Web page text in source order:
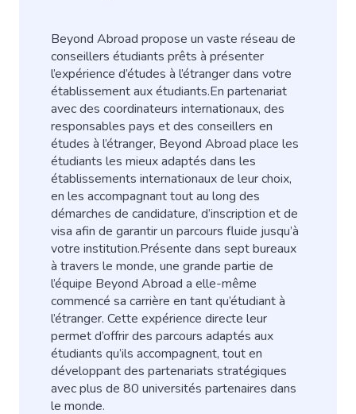
Beyond Abroad propose un vaste réseau de
conseillers étudiants prêts à présenter
l’expérience d’études à l’étranger dans votre
établissement aux étudiants.En partenariat
avec des coordinateurs internationaux, des
responsables pays et des conseillers en
études à l’étranger, Beyond Abroad place les
étudiants les mieux adaptés dans les
établissements internationaux de leur choix,
en les accompagnant tout au long des
démarches de candidature, d’inscription et de
visa afin de garantir un parcours fluide jusqu’à
votre institution.Présente dans sept bureaux
à travers le monde, une grande partie de
l’équipe Beyond Abroad a elle-même
commencé sa carrière en tant qu’étudiant à
l’étranger. Cette expérience directe leur
permet d’offrir des parcours adaptés aux
étudiants qu’ils accompagnent, tout en
développant des partenariats stratégiques
avec plus de 80 universités partenaires dans
le monde.